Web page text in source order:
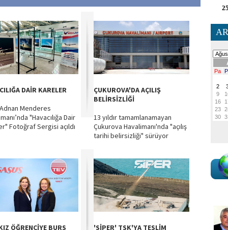
DAİR KARELER
Menderes
"Havacılığa Dair
Fotoğraf Sergisi açıldı
ÇUKUROVA'DA AÇILIŞ
BELİRSİZLİĞİ
13 yıldır tamamlanamayan
Çukurova Havalimanı'nda "açılış
tarihi belirsizliği" sürüyor
ÖĞRENCİYE BURS 'SİPER' TSK'YA TESLİM